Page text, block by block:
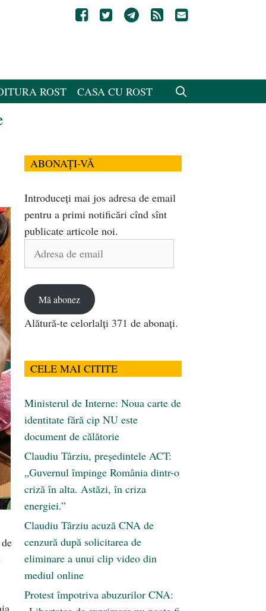
ROST CASA CU ROST
ABONAȚI-VĂ
Introduceți mai jos adresa de email
pentru a primi notificări cînd sînt
publicate articole noi.
Adresa
Mă abonez
Alătură-te celorlalți 371 de abonați.
CELE MAI CITITE
Ministerul de Interne: Noua carte de
identitate fără cip NU este
document de călătorie
Claudiu Târziu, președintele ACT:
„Guvernul împinge România dintr-o
criză în alta. Astăzi, în criza
energiei.”
Claudiu Târziu acuză CNA de
cenzură după solicitarea de
eliminare a unui clip video din
mediul online
Protest împotriva abuzurilor CNA: